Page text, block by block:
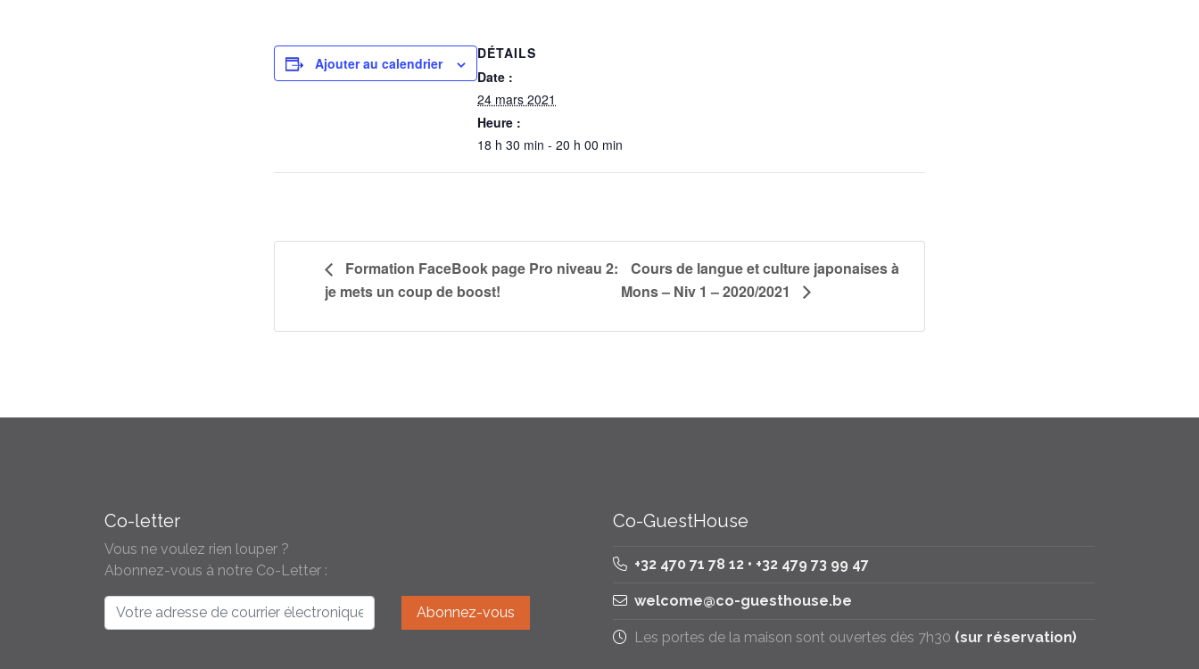
Ajouter au calendrier
DÉTAILS
Date :
24 mars 2021
Heure :
18 h 30 min - 20 h 00 min
Formation FaceBook page Pro niveau 2:
je mets un coup de boost!
Cours de langue et culture japonaises à
Mons – Niv 1 – 2020/2021
Co-letter
Vous ne voulez rien louper ?
Abonnez-vous à notre Co-Letter :
Co-GuestHouse
+32 470 71 78 12 • +32 479 73 99 47
welcome@co-guesthouse.be
Les portes de la maison sont ouvertes dès 7h30 (sur réservation)